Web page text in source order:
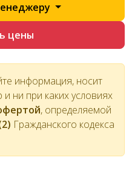
цены
информация, носит
ни при каких условиях
, определяемой
Гражданского кодекса